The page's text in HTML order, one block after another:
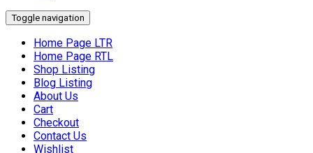
Toggle navigation
Home Page LTR
Home Page RTL
Shop Listing
Blog Listing
About Us
Cart
Checkout
Contact Us
Wishlist